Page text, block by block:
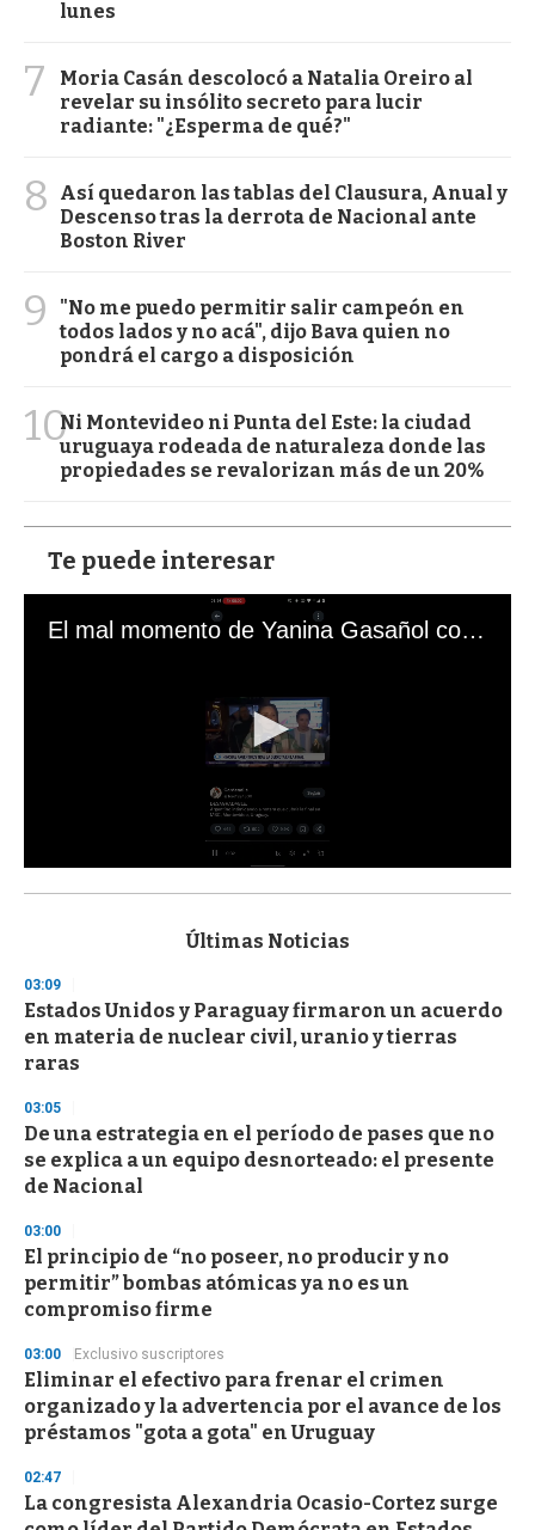
lunes
7
Moria Casán descolocó a Natalia Oreiro al
revelar su insólito secreto para lucir
radiante: "¿Esperma de qué?"
8
Así quedaron las tablas del Clausura, Anual y
Descenso tras la derrota de Nacional ante
Boston River
9
"No me puedo permitir salir campeón en
todos lados y no acá", dijo Bava quien no
pondrá el cargo a disposición
10Ni Montevideo ni Punta del Este: la ciudad
uruguaya rodeada de naturaleza donde las
propiedades se revalorizan más de un 20%
Te puede interesar
El mal momento de Yanina Gasañol con un hincha argentino en "Subrayado"
s
d
s
o
f
3
s
e
c
o
n
Últimas Noticias
03:09
Estados Unidos y Paraguay firmaron un acuerdo
en materia de nuclear civil, uranio y tierras
raras
03:05
De una estrategia en el período de pases que no
se explica a un equipo desnorteado: el presente
de Nacional
03:00
El principio de “no poseer, no producir y no
permitir” bombas atómicas ya no es un
compromiso firme
03:00 Exclusivo suscriptores
Eliminar el efectivo para frenar el crimen
organizado y la advertencia por el avance de los
préstamos "gota a gota" en Uruguay
02:47
La congresista Alexandria Ocasio-Cortez surge